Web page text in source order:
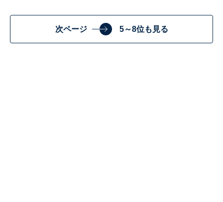
次ページ 5～8位も見る